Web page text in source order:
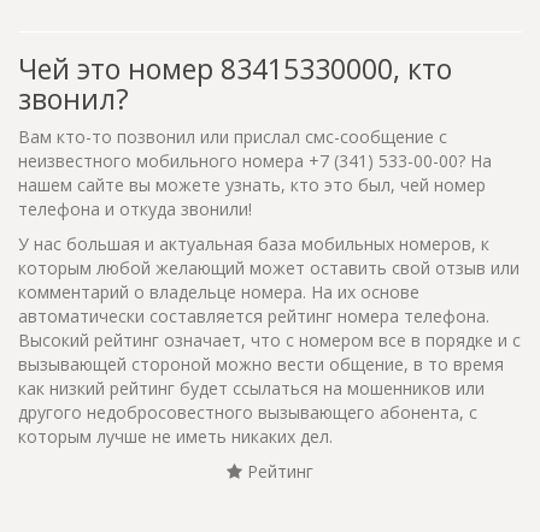
Чей это номер 83415330000, кто
звонил?
Вам кто-то позвонил или прислал смс-сообщение с
неизвестного мобильного номера +7 (341) 533-00-00? На
нашем сайте вы можете узнать, кто это был, чей номер
телефона и откуда звонили!
У нас большая и актуальная база мобильных номеров, к
которым любой желающий может оставить свой отзыв или
комментарий о владельце номера. На их основе
автоматически составляется рейтинг номера телефона.
Высокий рейтинг означает, что с номером все в порядке и с
вызывающей стороной можно вести общение, в то время
как низкий рейтинг будет ссылаться на мошенников или
другого недобросовестного вызывающего абонента, с
которым лучше не иметь никаких дел.
Рейтинг